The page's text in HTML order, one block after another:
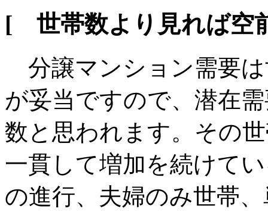
[ 世帯数より見れば空
分譲マンション需要
が妥当ですので、潜在
数と思われます。その
一貫して増加を続けて
の進行、夫婦のみ世帯